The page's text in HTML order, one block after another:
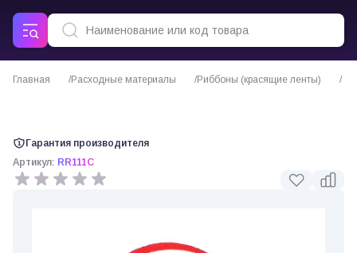
Главная Расходные материалы
Риббоны (красящие ленты)
Гарантия производителя
Артикул: RR111C